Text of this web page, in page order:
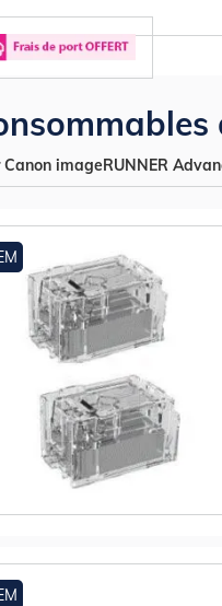
Canon imageRUNNER